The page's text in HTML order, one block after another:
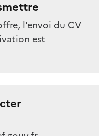
l'envoi du CV
est